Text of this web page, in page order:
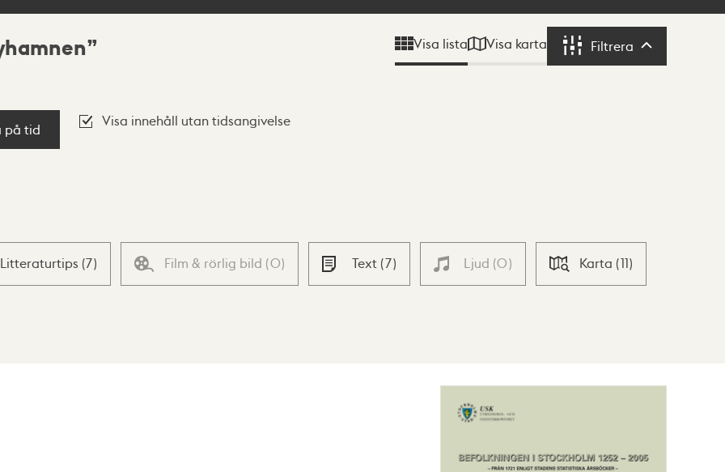
Visa lista Visa karta Filtrera Filtrera
på tid
Visa innehåll utan tidsangivelse
Litteraturtips (7) Film & rörlig bild (0) Text (7) Ljud (0) Karta (11)